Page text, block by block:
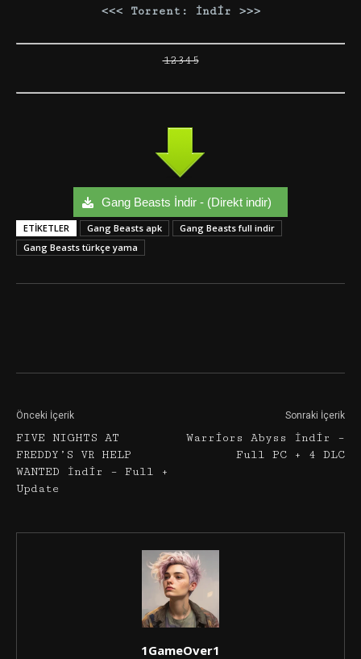
<<< Torrent: İndir >>>
12345
Gang Beasts İndir - (Direkt indir)
ETIKETLER Gang Beasts apk
Gang Beasts full indir
Gang Beasts türkçe yama
Önceki İçerik
FIVE NIGHTS AT
FREDDY’S VR HELP
WANTED İndir – Full +
Update
Sonraki İçerik
Warriors Abyss İndir –
Full PC + 4 DLC
1GameOver1